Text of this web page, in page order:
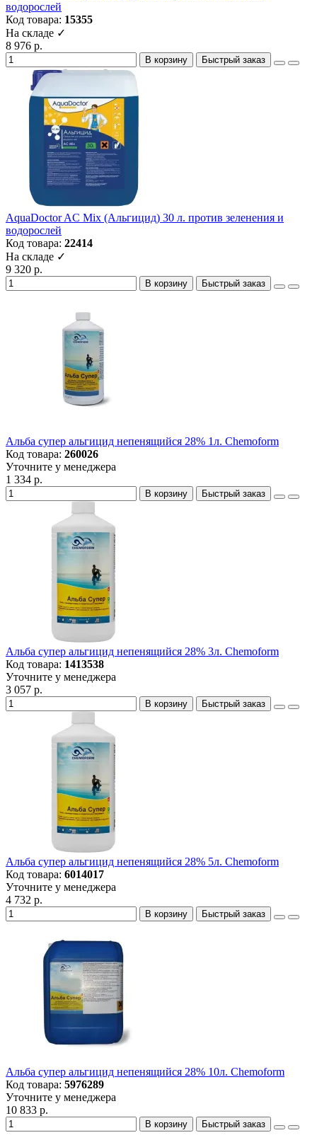
водорослей
Код товара: 15355
На складе ✓
8 976 р.
В корзину Быстрый заказ
AquaDoctor AC Mix (Альгицид) 30 л. против зеленения и
водорослей
Код товара: 22414
На складе ✓
9 320 р.
В корзину Быстрый заказ
Альба супер альгицид непенящийся 28% 1л. Chemoform
Код товара: 260026
Уточните у менеджера
1 334 р.
В корзину Быстрый заказ
Альба супер альгицид непенящийся 28% 3л. Chemoform
Код товара: 1413538
Уточните у менеджера
3 057 р.
В корзину Быстрый заказ
Альба супер альгицид непенящийся 28% 5л. Chemoform
Код товара: 6014017
Уточните у менеджера
4 732 р.
В корзину Быстрый заказ
Альба супер альгицид непенящийся 28% 10л. Chemoform
Код товара: 5976289
Уточните у менеджера
10 833 р.
В корзину Быстрый заказ